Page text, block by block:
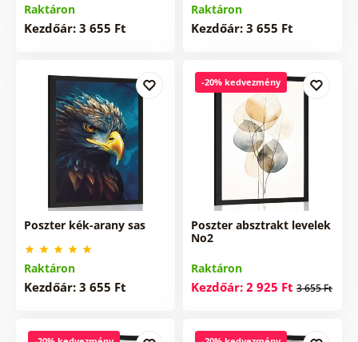
Raktáron
Kezdőár: 3 655 Ft
Raktáron
Kezdőár: 3 655 Ft
Poszter kék-arany sas
Raktáron
Kezdőár: 3 655 Ft
-20% kedvezmény
Poszter absztrakt levelek
No2
Raktáron
Kezdőár: 2 925 Ft 3 655 Ft